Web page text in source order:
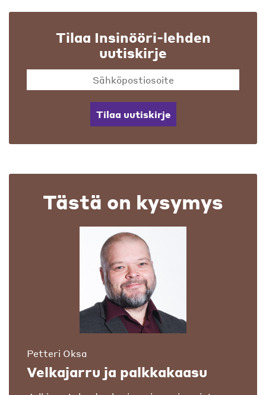
Tilaa Insinööri-lehden
uutiskirje
Tilaa uutiskirje
Tästä on kysymys
Petteri Oksa
Velkajarru ja palkkakaasu